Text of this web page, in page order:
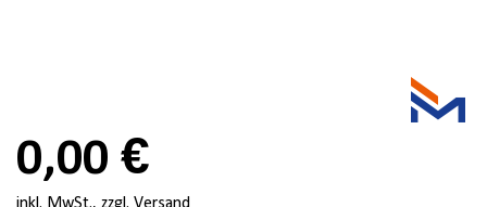
0,00 €